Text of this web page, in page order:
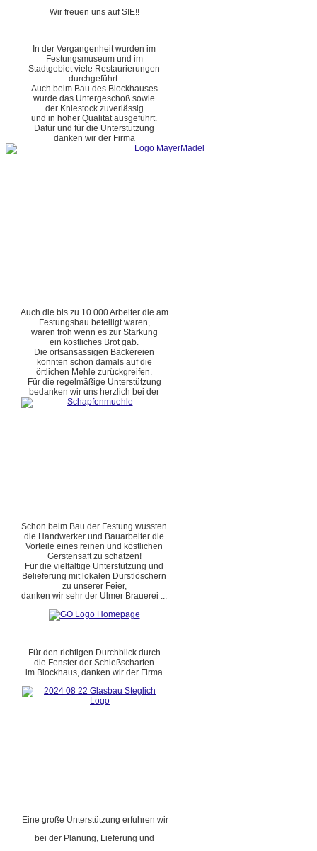
Wir freuen uns auf SIE!!
In der Vergangenheit wurden im
Festungsmuseum und im
Stadtgebiet viele Restaurierungen
durchgeführt.
Auch beim Bau des Blockhauses
wurde das Untergeschoß sowie
der Kniestock zuverlässig
und in hoher Qualität ausgeführt.
Dafür und für die Unterstützung
danken wir der Firma
Auch die bis zu 10.000 Arbeiter die am
Festungsbau beteiligt waren,
waren froh wenn es zur Stärkung
ein köstliches Brot gab.
Die ortsansässigen Bäckereien
konnten schon damals auf die
örtlichen Mehle zurückgreifen.
Für die regelmäßige Unterstützung
bedanken wir uns herzlich bei der
Schon beim Bau der Festung wussten
die Handwerker und Bauarbeiter die
Vorteile eines reinen und köstlichen
Gerstensaft zu schätzen!
Für die vielfältige Unterstützung und
Belieferung mit lokalen Durstlöschern
zu unserer Feier,
danken wir sehr der Ulmer Brauerei ...
Für den richtigen Durchblick durch
die Fenster der Schießscharten
im Blockhaus, danken wir der Firma
Eine große Unterstützung erfuhren wir
bei der Planung, Lieferung und